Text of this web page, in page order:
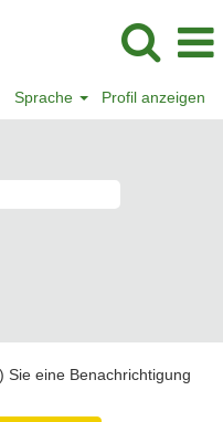
Sprache Profil anzeigen
Sie eine Benachrichtigung